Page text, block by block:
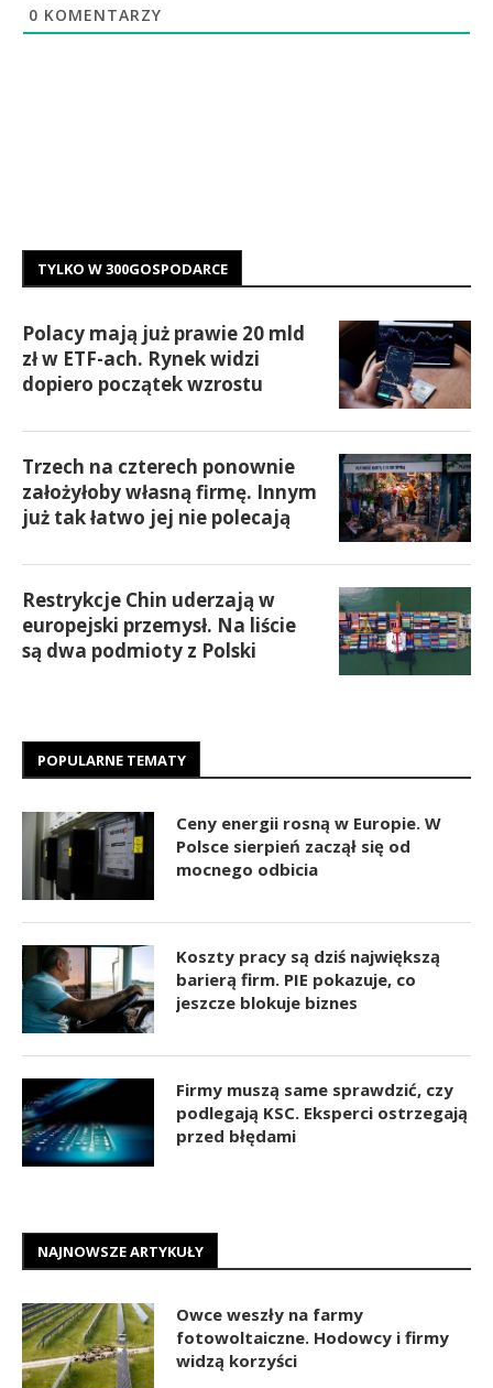
0 KOMENTARZY
TYLKO W 300GOSPODARCE
Polacy mają już prawie 20 mld
zł w ETF-ach. Rynek widzi
dopiero początek wzrostu
Trzech na czterech ponownie
założyłoby własną firmę. Innym
już tak łatwo jej nie polecają
Restrykcje Chin uderzają w
europejski przemysł. Na liście
są dwa podmioty z Polski
POPULARNE TEMATY
Ceny energii rosną w Europie. W
Polsce sierpień zaczął się od
mocnego odbicia
Koszty pracy są dziś największą
barierą firm. PIE pokazuje, co
jeszcze blokuje biznes
Firmy muszą same sprawdzić, czy
podlegają KSC. Eksperci ostrzegają
przed błędami
NAJNOWSZE ARTYKUŁY
Owce weszły na farmy
fotowoltaiczne. Hodowcy i firmy
widzą korzyści